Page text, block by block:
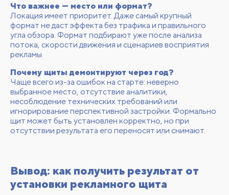
Что важнее — место или формат?
Локация имеет приоритет. Даже самый крупный
формат не даст эффекта без трафика и правильного
угла обзора. Формат подбирают уже после анализа
потока, скорости движения и сценариев восприятия
рекламы.
Почему щиты демонтируют через год?
Чаще всего из-за ошибок на старте: неверно
выбранное место, отсутствие аналитики,
несоблюдение технических требований или
игнорирование перспективной застройки. Формально
щит может быть установлен корректно, но при
отсутствии результата его переносят или снимают.
Вывод: как получить результат от
установки рекламного щита